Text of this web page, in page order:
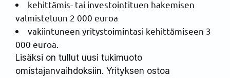
kehittämis- tai investointituen hakemisen
valmisteluun 2 000 euroa
vakiintuneen yritystoimintasi kehittämiseen 3
000 euroa.
Lisäksi on tullut uusi tukimuoto
omistajanvaihdoksiin. Yrityksen ostoa